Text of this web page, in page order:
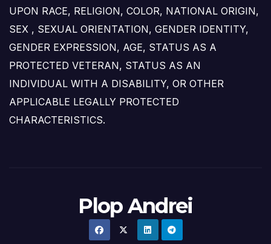
UPON RACE, RELIGION, COLOR, NATIONAL ORIGIN,
SEX , SEXUAL ORIENTATION, GENDER IDENTITY,
GENDER EXPRESSION, AGE, STATUS AS A
PROTECTED VETERAN, STATUS AS AN
INDIVIDUAL WITH A DISABILITY, OR OTHER
APPLICABLE LEGALLY PROTECTED
CHARACTERISTICS.
Plop Andrei